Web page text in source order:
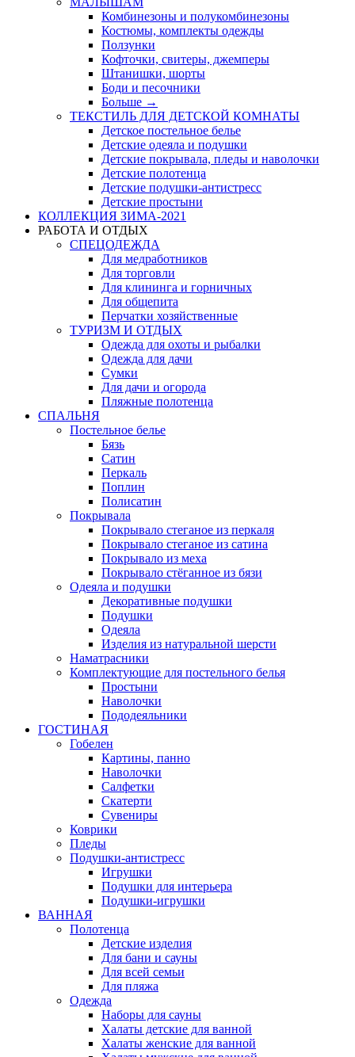
Комбинезоны и полукомбинезоны
Костюмы, комплекты одежды
Ползунки
Кофточки, свитеры, джемперы
Штанишки, шорты
Боди и песочники
Больше →
ТЕКСТИЛЬ ДЛЯ ДЕТСКОЙ КОМНАТЫ
Детское постельное белье
Детские одеяла и подушки
Детские покрывала, пледы и наволочки
Детские полотенца
Детские подушки-антистресс
Детские простыни
КОЛЛЕКЦИЯ ЗИМА-2021
РАБОТА И ОТДЫХ
СПЕЦОДЕЖДА
Для медработников
Для торговли
Для клининга и горничных
Для общепита
Перчатки хозяйственные
ТУРИЗМ И ОТДЫХ
Одежда для охоты и рыбалки
Одежда для дачи
Сумки
Для дачи и огорода
Пляжные полотенца
СПАЛЬНЯ
Постельное белье
Бязь
Сатин
Перкаль
Поплин
Полисатин
Покрывала
Покрывало стеганое из перкаля
Покрывало стеганое из сатина
Покрывало из меха
Покрывало стёганное из бязи
Одеяла и подушки
Декоративные подушки
Подушки
Одеяла
Изделия из натуральной шерсти
Наматраcники
Комплектующие для постельного белья
Простыни
Наволочки
Пододеяльники
ГОСТИНАЯ
Гобелен
Картины, панно
Наволочки
Салфетки
Скатерти
Сувениры
Коврики
Пледы
Подушки-антистресс
Игрушки
Подушки для интерьера
Подушки-игрушки
ВАННАЯ
Полотенца
Детские изделия
Для бани и сауны
Для всей семьи
Для пляжа
Одежда
Наборы для сауны
Халаты детские для ванной
Халаты женские для ванной